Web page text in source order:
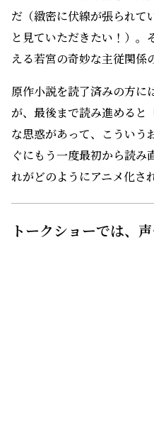
だ（緻密に伏線が張られて
と見ていただきたい！）。
える若宮の奇妙な主従関係
原作小説を読了済みの方に
が、最後まで読み進めると
な思惑があって、こういう
ぐにもう一度最初から読み
れがどのようにアニメ化さ
トークショーでは、